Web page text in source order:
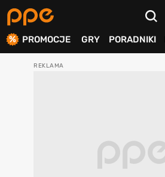
PROMOCJE GRY PORADNIKI